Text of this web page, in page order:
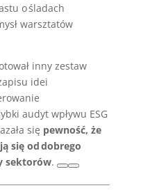
o śladach
warsztatów
inny zestaw
idei
audyt wpływu ESG
się pewność, że
się od dobrego
sektorów.